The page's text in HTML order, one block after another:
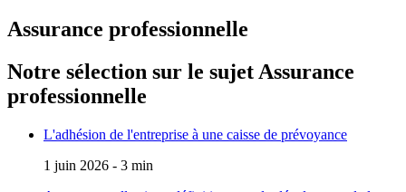
Assurance professionnelle
Notre sélection sur le sujet Assurance
professionnelle
L'adhésion de l'entreprise à une caisse de prévoyance
1 juin 2026 - 3 min